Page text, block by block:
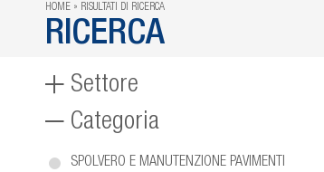
HOME RISULTATI DI RICERCA
RICERCA
Settore
Categoria
SPOLVERO E MANUTENZIONE PAVIMENTI